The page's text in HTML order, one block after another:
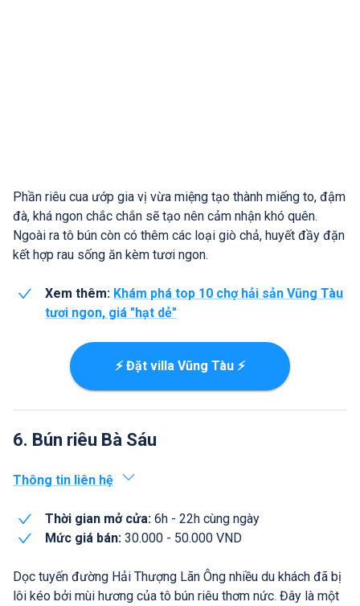
Phần riêu cua ướp gia vị vừa miệng tạo thành miếng to, đậm
đà, khá ngon chắc chắn sẽ tạo nên cảm nhận khó quên.
Ngoài ra tô bún còn có thêm các loại giò chả, huyết đầy đặn
kết hợp rau sống ăn kèm tươi ngon.
Xem thêm: Khám phá top 10 chợ hải sản Vũng Tàu
tươi ngon, giá "hạt dẻ"
⚡ Đặt villa Vũng Tàu ⚡
6. Bún riêu Bà Sáu
Thông tin liên hệ
Thời gian mở cửa: 6h - 22h cùng ngày
Mức giá bán: 30.000 - 50.000 VND
Dọc tuyến đường Hải Thượng Lãn Ông nhiều du khách đã bị
lôi kéo bởi mùi hương của tô bún riêu thơm nức. Đây là một